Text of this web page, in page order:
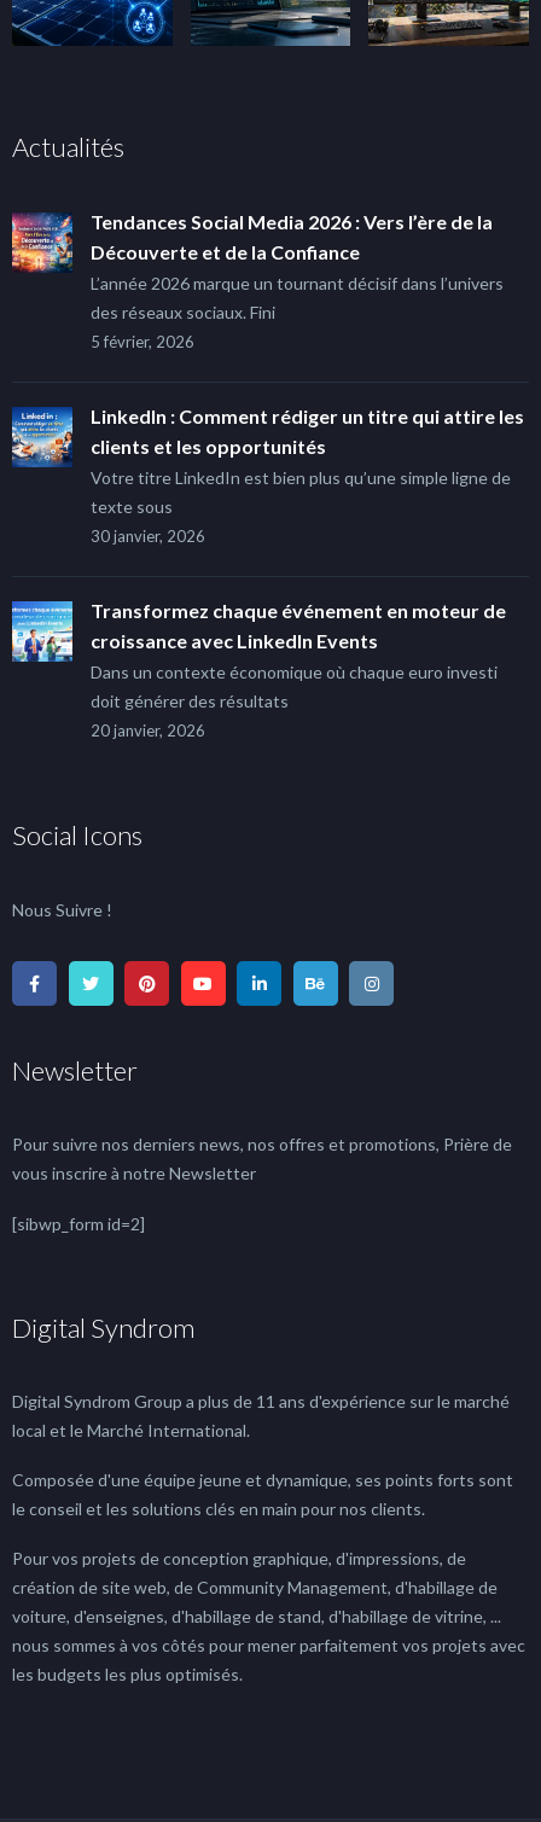
Actualités
Tendances Social Media 2026 : Vers l’ère de la
Découverte et de la Confiance
L’année 2026 marque un tournant décisif dans l’univers
des réseaux sociaux. Fini
5 février, 2026
LinkedIn : Comment rédiger un titre qui attire les
clients et les opportunités
Votre titre LinkedIn est bien plus qu’une simple ligne de
texte sous
30 janvier, 2026
Transformez chaque événement en moteur de
croissance avec LinkedIn Events
Dans un contexte économique où chaque euro investi
doit générer des résultats
20 janvier, 2026
Social Icons
Nous Suivre !
Newsletter
Pour suivre nos derniers news, nos offres et promotions, Prière de
vous inscrire à notre Newsletter
[sibwp_form id=2]
Digital Syndrom
Digital Syndrom Group a plus de 11 ans d'expérience sur le marché
local et le Marché International.
Composée d'une équipe jeune et dynamique, ses points forts sont
le conseil et les solutions clés en main pour nos clients.
Pour vos projets de conception graphique, d'impressions, de
création de site web, de Community Management, d'habillage de
voiture, d'enseignes, d'habillage de stand, d'habillage de vitrine, ...
nous sommes à vos côtés pour mener parfaitement vos projets avec
les budgets les plus optimisés.